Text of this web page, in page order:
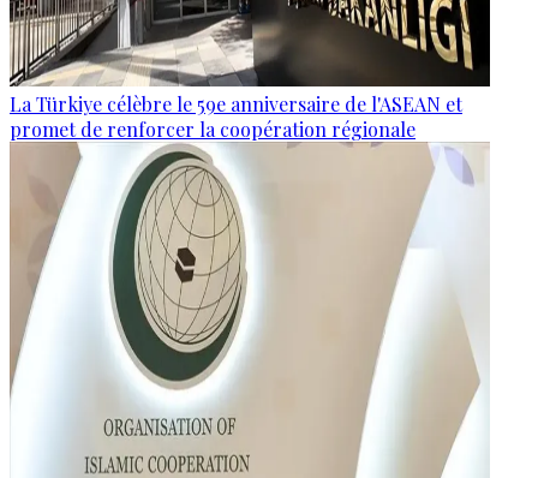
La Türkiye célèbre le 59e anniversaire de l'ASEAN et
promet de renforcer la coopération régionale